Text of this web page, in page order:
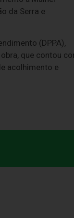
da Serra e
(DPPA),
que contou
acolhimento e